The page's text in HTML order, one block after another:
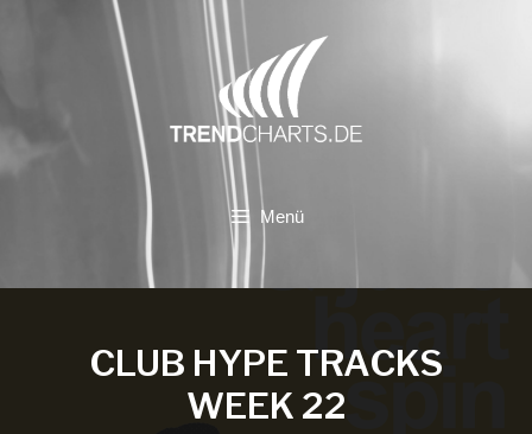
Menü
CLUB HYPE TRACKS
WEEK 22